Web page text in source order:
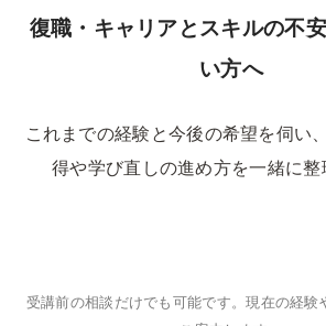
復職・キャリアとスキルの不
い方へ
これまでの経験と今後の希望を伺い
得や学び直しの進め方を一緒に整
受講前の相談だけでも可能です。現在の経験